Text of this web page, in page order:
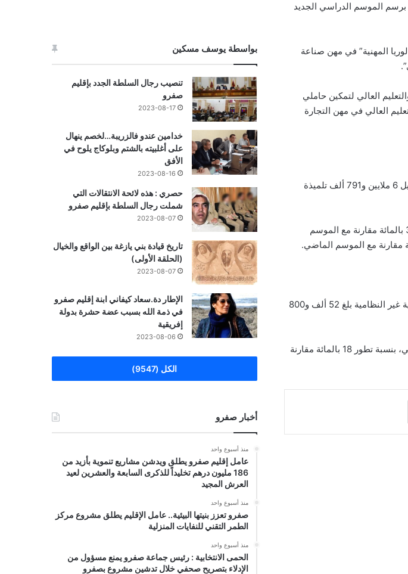
برسم الموسم الدراسي الجديد
المهنية” في مهن صناعة
العالي لتمكين حاملي
العالي في مهن التجارة
وقال رشيد بلمختار، في لقاء صحفي عقب اجتماع مجلس الحكومة أمس الخميس، أنه تم تسجيل 6 ملايين و791 ألف تلميذة
وبلغ عدد المسجلين الجدد بالسنة الأولى ابتدائي ما يفوق 633 ألف تلميذة وتلميذ بنسبة تطور 3 بالمائة مقارنة مع الموسم
وفي سياق متصل، لفت المسؤول الحكومي عن قطاع التربية الوطنية أن عدد المسجلين بالتربية غير النظامية بلغ 52 ألف و800
أما عدد المتدربين بالتكوين المهني، فقد بلغ أزيد من 414 ألف متدربة ومتدرب بالتكوين الأساسي، بنسبة تطور 18 بالمائة مقارنة
طباعة
بواسطة يوسف مسكين
تنصيب رجال السلطة الجدد بإقليم
صفرو
2023-08-17
خدامين عندو فالزريبة…لخصم ينهال
على أغلبيته بالشتم وبلوكاج يلوح في
الأفق
2023-08-16
حصري : هذه لائحة الانتقالات التي
شملت رجال السلطة بإقليم صفرو
2023-08-07
تاريخ قيادة بني يازغة بين الواقع والخيال
(الحلقة الأولى)
2023-08-07
الإطار دة.سعاد كيفاني ابنة إقليم صفرو
في ذمة الله بسبب عضة حشرة بدولة
إفريقية
2023-08-06
الكل (9547)
أخبار صفرو
منذ أسبوع واحد
عامل إقليم صفرو يطلق ويدشن مشاريع تنموية بأزيد من
186 مليون درهم تخليداً للذكرى السابعة والعشرين لعيد
العرش المجيد
منذ أسبوع واحد
صفرو تعزز بنيتها البيئية.. عامل الإقليم يطلق مشروع مركز
الطمر التقني للنفايات المنزلية
منذ أسبوع واحد
الحمى الانتخابية : رئيس جماعة صفرو يمنع مسؤول من
الإدلاء بتصريح صحفي خلال تدشين مشروع بصفرو